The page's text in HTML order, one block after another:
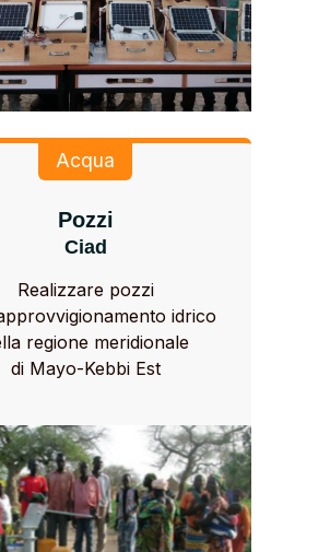
Acqua
Pozzi
Ciad
Realizzare pozzi
idrico
regione meridionale
di Mayo-Kebbi Est